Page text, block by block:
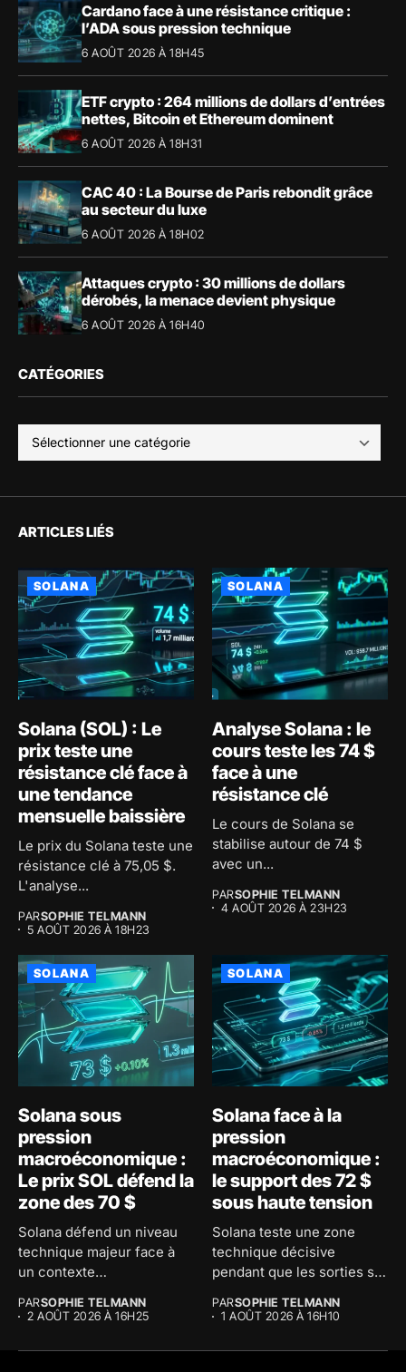
Cardano face à une résistance critique :
l’ADA sous pression technique
6 AOÛT 2026 À 18H45
ETF crypto : 264 millions de dollars d’entrées
nettes, Bitcoin et Ethereum dominent
6 AOÛT 2026 À 18H31
CAC 40 : La Bourse de Paris rebondit grâce
au secteur du luxe
6 AOÛT 2026 À 18H02
Attaques crypto : 30 millions de dollars
dérobés, la menace devient physique
6 AOÛT 2026 À 16H40
CATÉGORIES
ARTICLES LIÉS
SOLANA
Solana (SOL) : Le
prix teste une
résistance clé face à
une tendance
mensuelle baissière
Le prix du Solana teste une
résistance clé à 75,05 $.
L'analyse...
PARSOPHIE TELMANN
5 AOÛT 2026 À 18H23
SOLANA
Analyse Solana : le
cours teste les 74 $
face à une
résistance clé
Le cours de Solana se
stabilise autour de 74 $
avec un...
PARSOPHIE TELMANN
4 AOÛT 2026 À 23H23
SOLANA
Solana sous
pression
macroéconomique :
Le prix SOL défend la
zone des 70 $
Solana défend un niveau
technique majeur face à
un contexte
tendu....
PARSOPHIE TELMANN
2 AOÛT 2026 À 16H25
SOLANA
Solana face à la
pression
macroéconomique :
le support des 72 $
sous haute tension
Solana teste une zone
technique décisive
pendant que les sorties sur
PARSOPHIE TELMANN
1 AOÛT 2026 À 16H10